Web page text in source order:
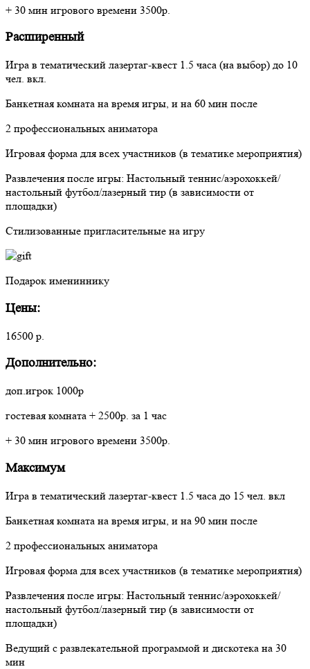
+ 30 мин игрового времени 3500р.
Расширенный
Игра в тематический лазертаг-квест 1.5 часа (на выбор) до 10
чел. вкл.
Банкетная комната на время игры, и на 60 мин после
2 профессиональных аниматора
Игровая форма для всех участников (в тематике мероприятия)
Развлечения после игры: Настольный теннис/аэрохоккей/
настольный футбол/лазерный тир (в зависимости от
площадки)
Стилизованные пригласительные на игру
Подарок имениннику
Цены:
16500 р.
Дополнительно:
доп.игрок 1000р
гостевая комната + 2500р. за 1 час
+ 30 мин игрового времени 3500р.
Максимум
Игра в тематический лазертаг-квест 1.5 часа до 15 чел. вкл
Банкетная комната на время игры, и на 90 мин после
2 профессиональных аниматора
Игровая форма для всех участников (в тематике мероприятия)
Развлечения после игры: Настольный теннис/аэрохоккей/
настольный футбол/лазерный тир (в зависимости от
площадки)
Ведущий с развлекательной программой и дискотека на 30
мин